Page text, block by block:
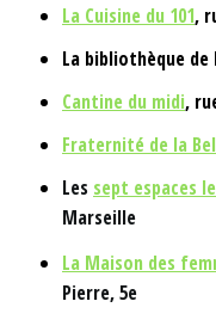
La Cuisine du 101,
La bibliothèque de
Cantine du midi,
Fraternité de la
Les sept espaces
Marseille
La Maison des
Pierre, 5e